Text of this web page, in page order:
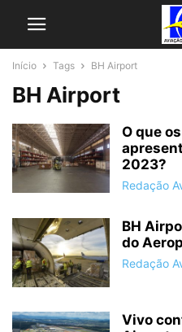
Início Tags BH Airport
BH Airport
O que
2023?
Redação
BH
do
Redação
Vivo